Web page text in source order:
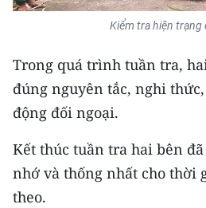
Media Kinh tế
Media Xã hội
Media Pháp luật
Media Du lịch
Media Thế giới
Kiểm tra hiện trạng
Trong quá trình tuần tra,
đúng nguyên tắc, nghi
động đối ngoại.
Kết thúc tuần tra hai bên
nhớ và thống nhất cho thời
theo.